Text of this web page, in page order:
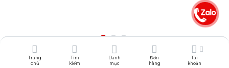
Trang
chủ
Tìm
kiếm
Danh
mục
Đơn
hàng
Tài
khoản